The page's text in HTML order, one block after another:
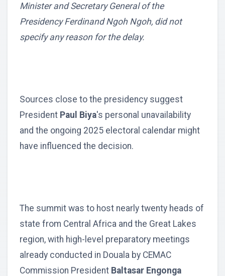
Minister and Secretary General of the
Presidency Ferdinand Ngoh Ngoh, did not
specify any reason for the delay.
Sources close to the presidency suggest
President Paul Biya's personal unavailability
and the ongoing 2025 electoral calendar might
have influenced the decision.
The summit was to host nearly twenty heads of
state from Central Africa and the Great Lakes
region, with high-level preparatory meetings
already conducted in Douala by CEMAC
Commission President Baltasar Engonga